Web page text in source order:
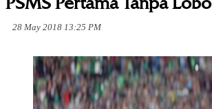
28 May 2018 13:25 PM